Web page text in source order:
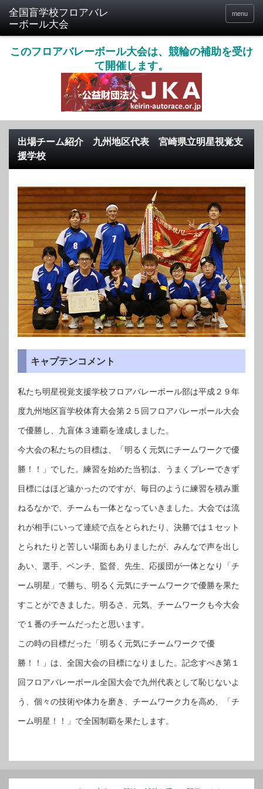
menu
このフロアバレーボール大会は、競輪の補助を受け
て開催します。
出場チーム紹介 九州地区代表 宮崎県立明星視覚支
援学校
キャプテンコメント
私たち明星視覚支援学校フロアバレーボール部は平成２９年
度九州地区盲学校体育大会第２５回フロアバレーボール大会
で優勝し、九盲体３連覇を達成しました。
今大会の私たちの目標は、「明るく元気にチームワークで優
勝！！」でした。練習を始めた当初は、うまくプレーできず
目標にはほど遠かったのですが、毎日のように練習を積み重
ねるなかで、チームも一体となっていきました。大会では流
れが相手にいって連続で点をとられたり、決勝では１セット
とられたりと苦しい場面もありましたが、みんなで声を出し
あい、選手、ベンチ、監督、先生、応援団が一体となり「チ
ーム明星」で勝ち、明るく元気にチームワークで優勝を果た
すことができました。明るさ、元気、チームワークも今大会
で１番のチームだったと思います。
この時の目標だった「明るく元気にチームワークで優
勝！！」は、全国大会の目標になりました。記念すべき第１
回フロアバレーボール全国大会で九州代表として恥じないよ
う、個々の技術や体力を磨き、チームワーク力を高め、「チ
ーム明星！！」で全国制覇を果たします。